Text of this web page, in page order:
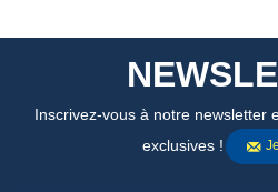
Inscrivez-vous à notre newsletter
exclusives !